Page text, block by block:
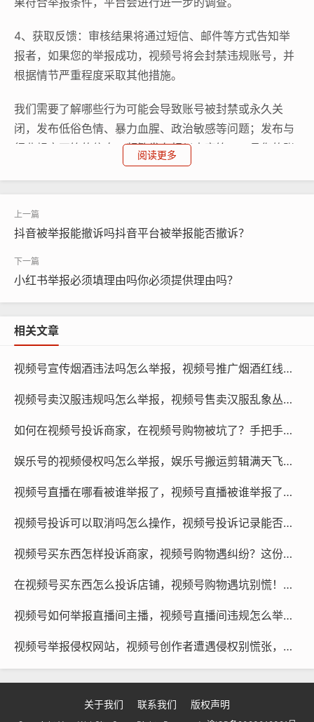
4、获取反馈：审核结果将通过短信、邮件等方式告知举
报者，如果您的举报成功，视频号将会封禁违规账号，并
根据情节严重程度采取其他措施。
我们需要了解哪些行为可能会导致账号被封禁或永久关
闭，发布低俗色情、暴力血腥、政治敏感等问题；发布与
行业规定不符的信息；频繁发布相似内容等，一旦您的账
号受到封禁或关闭，您将无法继续使用视频号，且将面临
我们也要认识到，保护自己的权益，不仅是遵守法律法
规，也是尊重他人的权利，我们应该积极参与举报活动，
共同维护视频号的良好秩序和健康生态。
更加公正、透明和安全的地方。
微信咨询
阅读更多
抖音被举报能撤诉吗抖音平台被举报能否撤诉？
小红书举报必须填理由吗你必须提供理由吗？
相关文章
视频号宣传烟酒违法吗怎么举报，视频号推广烟酒红线勿碰，这些举报维权途径你必须知道
视频号卖汉服违规吗怎么举报，视频号售卖汉服乱象丛生，这篇维权举报指南请收好
如何在视频号投诉商家，在视频号购物被坑了？手把手教你高效投诉，坚决保障权益
娱乐号的视频侵权吗怎么举报，娱乐号搬运剪辑满天飞，你的权益被二创了吗？手把手教你判定侵权与举报
视频号直播在哪看被谁举报了，视频号直播被谁举报了？查看方法与处理建议
视频号投诉可以取消吗怎么操作，视频号投诉记录能否清除？这些操作技巧和隐藏方案很多人不知道
视频号买东西怎样投诉商家，视频号购物遇纠纷？这份高效投诉指南请收好，关键一步能快速维权
在视频号买东西怎么投诉店铺，视频号购物遇坑别慌！这篇投诉维权指南请收好
视频号如何举报直播间主播，视频号直播间违规怎么举报？手把手教你正确维权，必要时可寻求专业团队协助
视频号举报侵权网站，视频号创作者遭遇侵权别慌张，这份举报维权指南请收好
关于我们 联系我们 版权声明